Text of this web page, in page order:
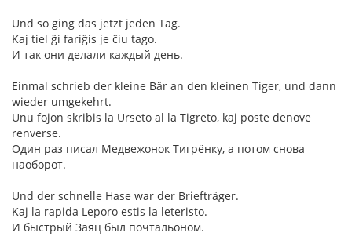
Und so ging das jetzt jeden Tag.
Kaj tiel ĝi fariĝis je ĉiu tago.
И так они делали каждый день.
Einmal schrieb der kleine Bär an den kleinen Tiger, und dann
wieder umgekehrt.
Unu fojon skribis la Urseto al la Tigreto, kaj poste denove
renverse.
Один раз писал Медвежонок Тигрёнку, а потом снова
наоборот.
Und der schnelle Hase war der Briefträger.
Kaj la rapida Leporo estis la leteristo.
И быстрый Заяц был почтальоном.